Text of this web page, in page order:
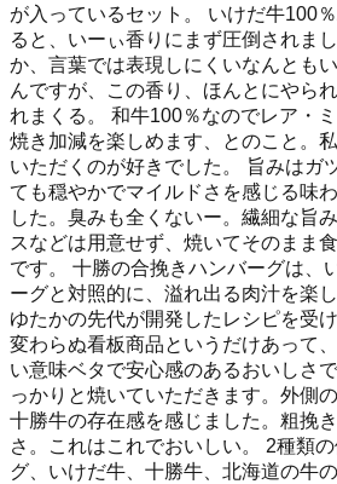
が入っているセット。 いけだ牛100
ると、いーぃ香りにまず圧倒されま
か、言葉では表現しにくいなんとも
んですが、この香り、ほんとにやら
れまくる。 和牛100％なのでレア・
焼き加減を楽しめます、とのこと。
いただくのが好きでした。 旨みはガ
ても穏やかでマイルドさを感じる味
した。臭みも全くないー。繊細な旨
スなどは用意せず、焼いてそのまま
です。 十勝の合挽きハンバーグは、
ーグと対照的に、溢れ出る肉汁を楽
ゆたかの先代が開発したレシピを受
変わらぬ看板商品というだけあって
い意味ベタで安心感のあるおいしさ
っかりと焼いていただきます。外側
十勝牛の存在感を感じました。粗挽
さ。これはこれでおいしい。 2種類
グ、いけだ牛、十勝牛、北海道の牛